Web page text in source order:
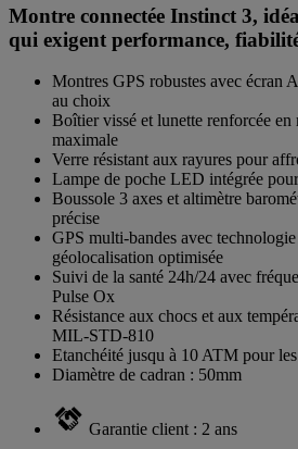
Montre connectée Instinct 3,
qui exigent performance,
Montres GPS robustes avec écran
au choix
Boîtier vissé et lunette renforcée
maximale
Verre résistant aux rayures pour
Lampe de poche LED intégrée
Boussole 3 axes et altimètre
précise
GPS multi-bandes avec
géolocalisation optimisée
Suivi de la santé 24h/24 avec
Pulse Ox
Résistance aux chocs et aux
MIL-STD-810
Etanchéité jusqu à 10 ATM pour
Diamètre de cadran : 50mm
Garantie client : 2 ans